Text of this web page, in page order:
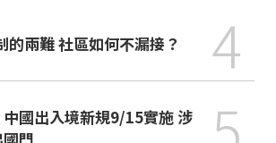
的兩難 社區如何不漏接？ 4
國出入境新規9/15實施 涉